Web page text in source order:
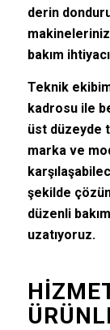
derin
bakım
Teknik
kadrosu ile
üst düzeyde
marka ve
şekilde
düzenli
uzatıyoruz.